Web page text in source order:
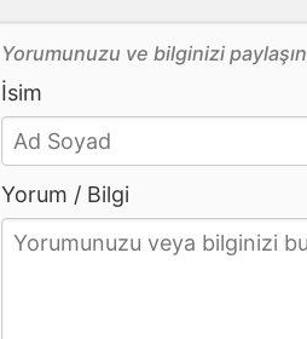
Yorumunuzu ve bilginizi paylaşın
İsim
Yorum / Bilgi